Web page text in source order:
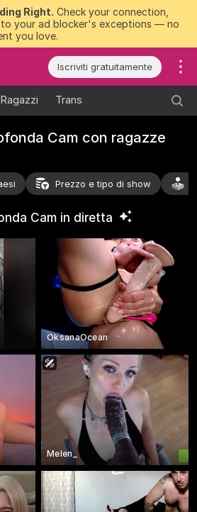
Right. Check your connection,
to your ad blocker's exceptions — no
you love.
Iscriviti gratuitamente
Ragazzi Trans
Cam con ragazze
Prezzo e tipo di show
Cam in diretta
OksanaOcean
Melen_